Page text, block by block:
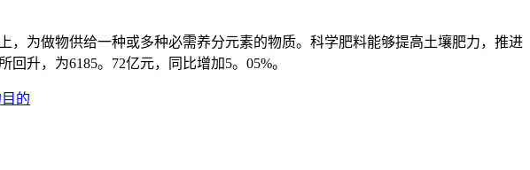
为做物供给一种或多种必需养分元素的物质。科学肥料能够提高土壤肥力，推进
升，为6185。72亿元，同比增加5。05%。
的